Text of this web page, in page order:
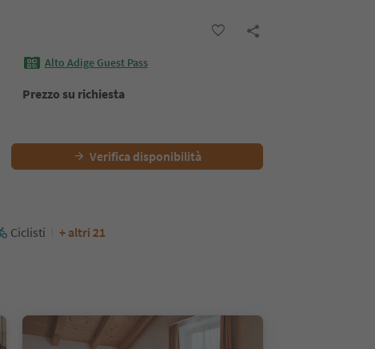
Alto Adige Guest Pass
Prezzo su richiesta
Verifica disponibilità
Ciclisti + altri 21